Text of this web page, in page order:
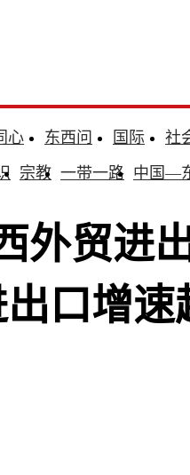
心 东西问 国际
社
宗教 一带一路 中国—
外贸进
口增速